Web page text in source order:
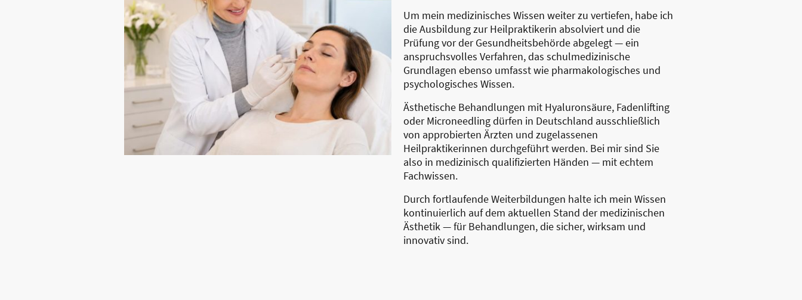
Um mein medizinisches Wissen weiter zu vertiefen, habe ich
die Ausbildung zur Heilpraktikerin absolviert und die
Prüfung vor der Gesundheitsbehörde abgelegt — ein
anspruchsvolles Verfahren, das schulmedizinische
Grundlagen ebenso umfasst wie pharmakologisches und
psychologisches Wissen.
Ästhetische Behandlungen mit Hyaluronsäure, Fadenlifting
oder Microneedling dürfen in Deutschland ausschließlich
von approbierten Ärzten und zugelassenen
Heilpraktikerinnen durchgeführt werden. Bei mir sind Sie
also in medizinisch qualifizierten Händen — mit echtem
Fachwissen.
Durch fortlaufende Weiterbildungen halte ich mein Wissen
kontinuierlich auf dem aktuellen Stand der medizinischen
Ästhetik — für Behandlungen, die sicher, wirksam und
innovativ sind.